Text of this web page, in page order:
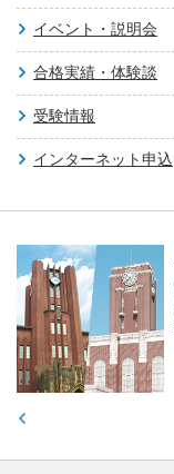
イベント・説明会
合格実績・体験談
受験情報
インターネット申込